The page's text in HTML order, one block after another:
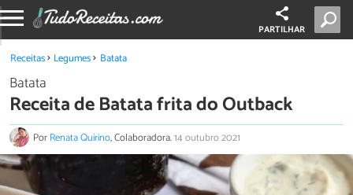
PARTILHAR
Receitas Legumes Batata
Batata
Receita de Batata frita do Outback
PorRenata Quirino, Colaboradora.14 outubro 2021